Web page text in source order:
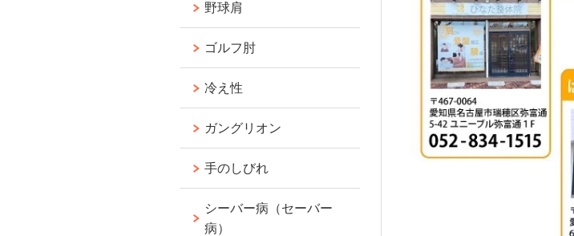
野球肩
ゴルフ肘
冷え性
ガングリオン
手のしびれ
シーバー病（セーバー
病）